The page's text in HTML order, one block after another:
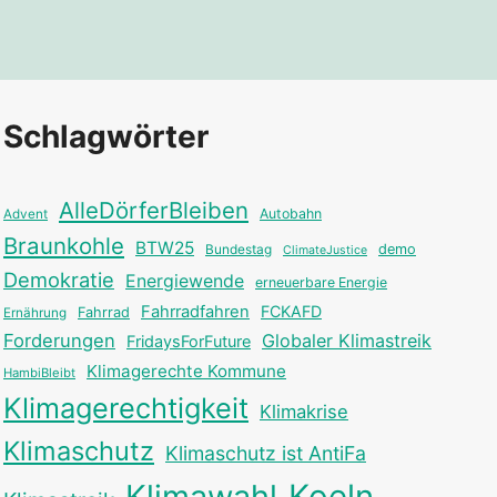
Schlagwörter
Advent AlleDörferBleiben Autobahn
Braunkohle BTW25 Bundestag ClimateJustice demo
Demokratie Energiewende erneuerbare Energie
Ernährung Fahrrad Fahrradfahren FCKAFD
Forderungen FridaysForFuture Globaler Klimastreik
HambiBleibt Klimagerechte Kommune
Klimagerechtigkeit Klimakrise
Klimaschutz Klimaschutz ist AntiFa